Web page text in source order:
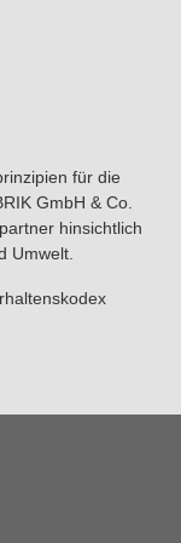
für die
GmbH & Co.
hinsichtlich
Umwelt.